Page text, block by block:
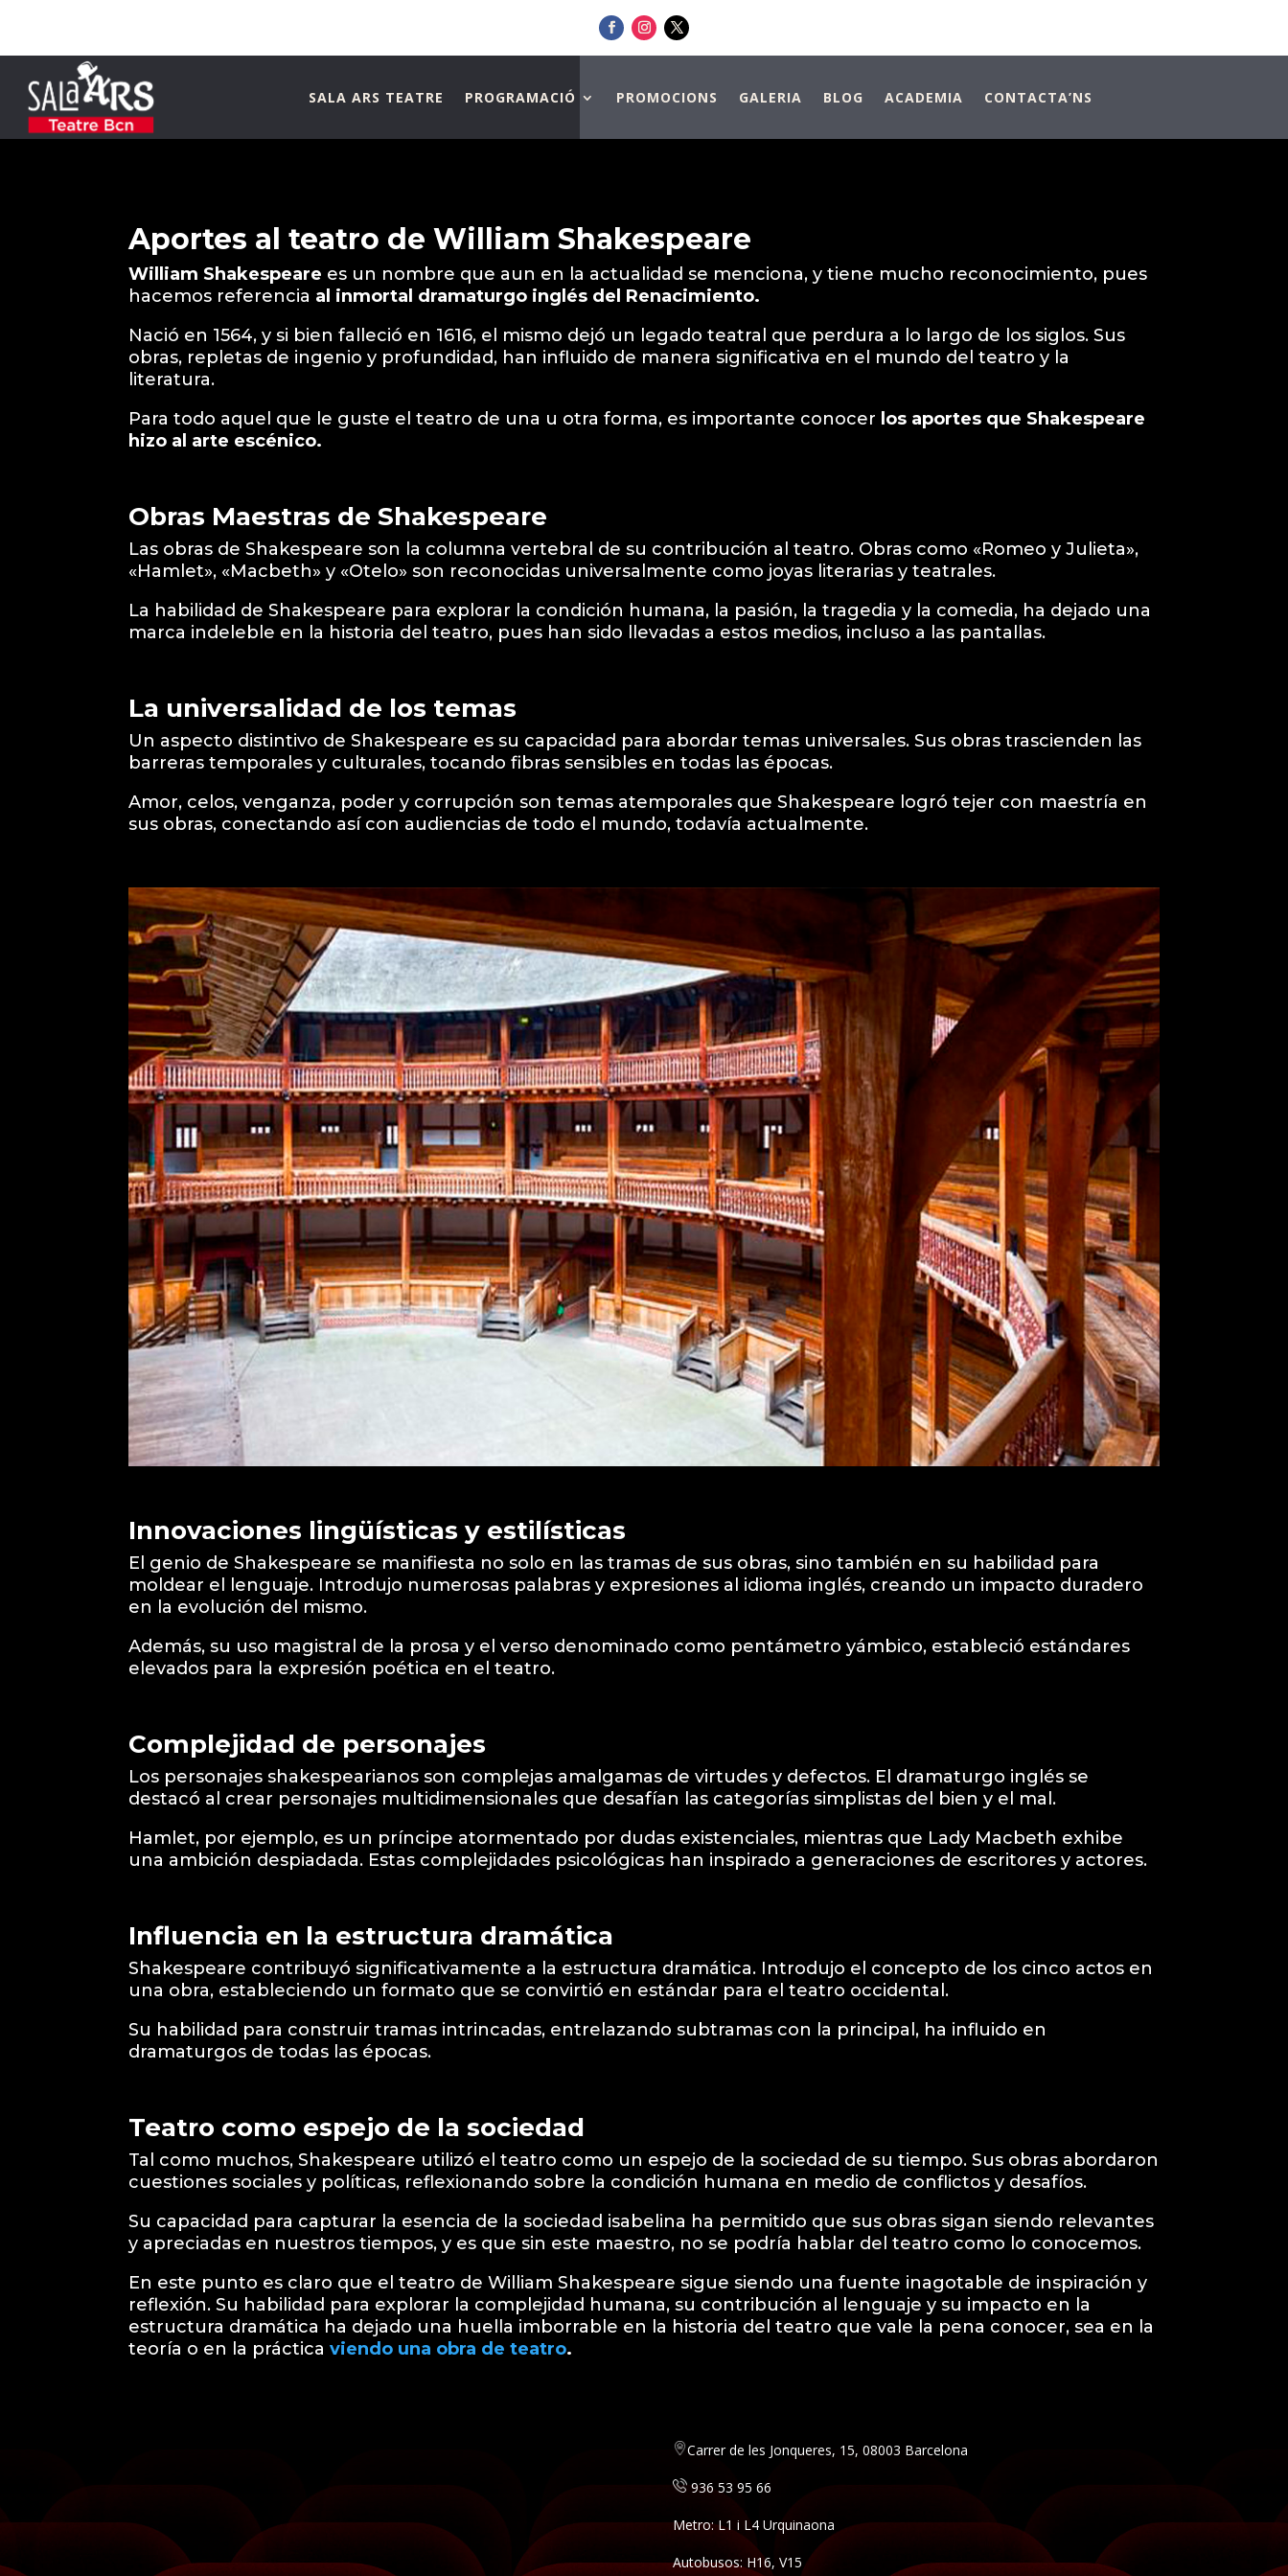
SALA ARS TEATRE PROGRAMACIÓ PROMOCIONS GALERIA BLOG ACADEMIA CONTACTA’NS
Aportes al teatro de William Shakespeare
William Shakespeare es un nombre que aun en la actualidad se menciona, y tiene mucho reconocimiento, pues
hacemos referencia al inmortal dramaturgo inglés del Renacimiento.
Nació en 1564, y si bien falleció en 1616, el mismo dejó un legado teatral que perdura a lo largo de los siglos. Sus
obras, repletas de ingenio y profundidad, han influido de manera significativa en el mundo del teatro y la
literatura.
Para todo aquel que le guste el teatro de una u otra forma, es importante conocer los aportes que Shakespeare
hizo al arte escénico.
Obras Maestras de Shakespeare
Las obras de Shakespeare son la columna vertebral de su contribución al teatro. Obras como «Romeo y Julieta»,
«Hamlet», «Macbeth» y «Otelo» son reconocidas universalmente como joyas literarias y teatrales.
La habilidad de Shakespeare para explorar la condición humana, la pasión, la tragedia y la comedia, ha dejado una
marca indeleble en la historia del teatro, pues han sido llevadas a estos medios, incluso a las pantallas.
La universalidad de los temas
Un aspecto distintivo de Shakespeare es su capacidad para abordar temas universales. Sus obras trascienden las
barreras temporales y culturales, tocando fibras sensibles en todas las épocas.
Amor, celos, venganza, poder y corrupción son temas atemporales que Shakespeare logró tejer con maestría en
sus obras, conectando así con audiencias de todo el mundo, todavía actualmente.
Innovaciones lingüísticas y estilísticas
El genio de Shakespeare se manifiesta no solo en las tramas de sus obras, sino también en su habilidad para
moldear el lenguaje. Introdujo numerosas palabras y expresiones al idioma inglés, creando un impacto duradero
en la evolución del mismo.
Además, su uso magistral de la prosa y el verso denominado como pentámetro yámbico, estableció estándares
elevados para la expresión poética en el teatro.
Complejidad de personajes
Los personajes shakespearianos son complejas amalgamas de virtudes y defectos. El dramaturgo inglés se
destacó al crear personajes multidimensionales que desafían las categorías simplistas del bien y el mal.
Hamlet, por ejemplo, es un príncipe atormentado por dudas existenciales, mientras que Lady Macbeth exhibe
una ambición despiadada. Estas complejidades psicológicas han inspirado a generaciones de escritores y actores.
Influencia en la estructura dramática
Shakespeare contribuyó significativamente a la estructura dramática. Introdujo el concepto de los cinco actos en
una obra, estableciendo un formato que se convirtió en estándar para el teatro occidental.
Su habilidad para construir tramas intrincadas, entrelazando subtramas con la principal, ha influido en
dramaturgos de todas las épocas.
Teatro como espejo de la sociedad
Tal como muchos, Shakespeare utilizó el teatro como un espejo de la sociedad de su tiempo. Sus obras abordaron
cuestiones sociales y políticas, reflexionando sobre la condición humana en medio de conflictos y desafíos.
Su capacidad para capturar la esencia de la sociedad isabelina ha permitido que sus obras sigan siendo relevantes
y apreciadas en nuestros tiempos, y es que sin este maestro, no se podría hablar del teatro como lo conocemos.
En este punto es claro que el teatro de William Shakespeare sigue siendo una fuente inagotable de inspiración y
reflexión. Su habilidad para explorar la complejidad humana, su contribución al lenguaje y su impacto en la
estructura dramática ha dejado una huella imborrable en la historia del teatro que vale la pena conocer, sea en la
teoría o en la práctica viendo una obra de teatro.
Carrer de les Jonqueres, 15, 08003 Barcelona
936 53 95 66
Metro: L1 i L4 Urquinaona
Autobusos: H16, V15